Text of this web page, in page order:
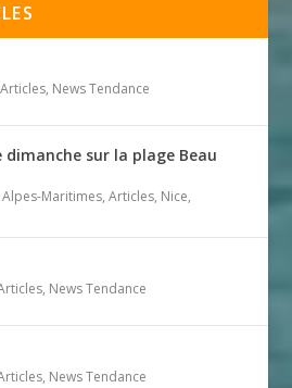
Articles, News Tendance
dimanche sur la plage Beau
Alpes-Maritimes,Articles, Nice,
, News Tendance
, News Tendance